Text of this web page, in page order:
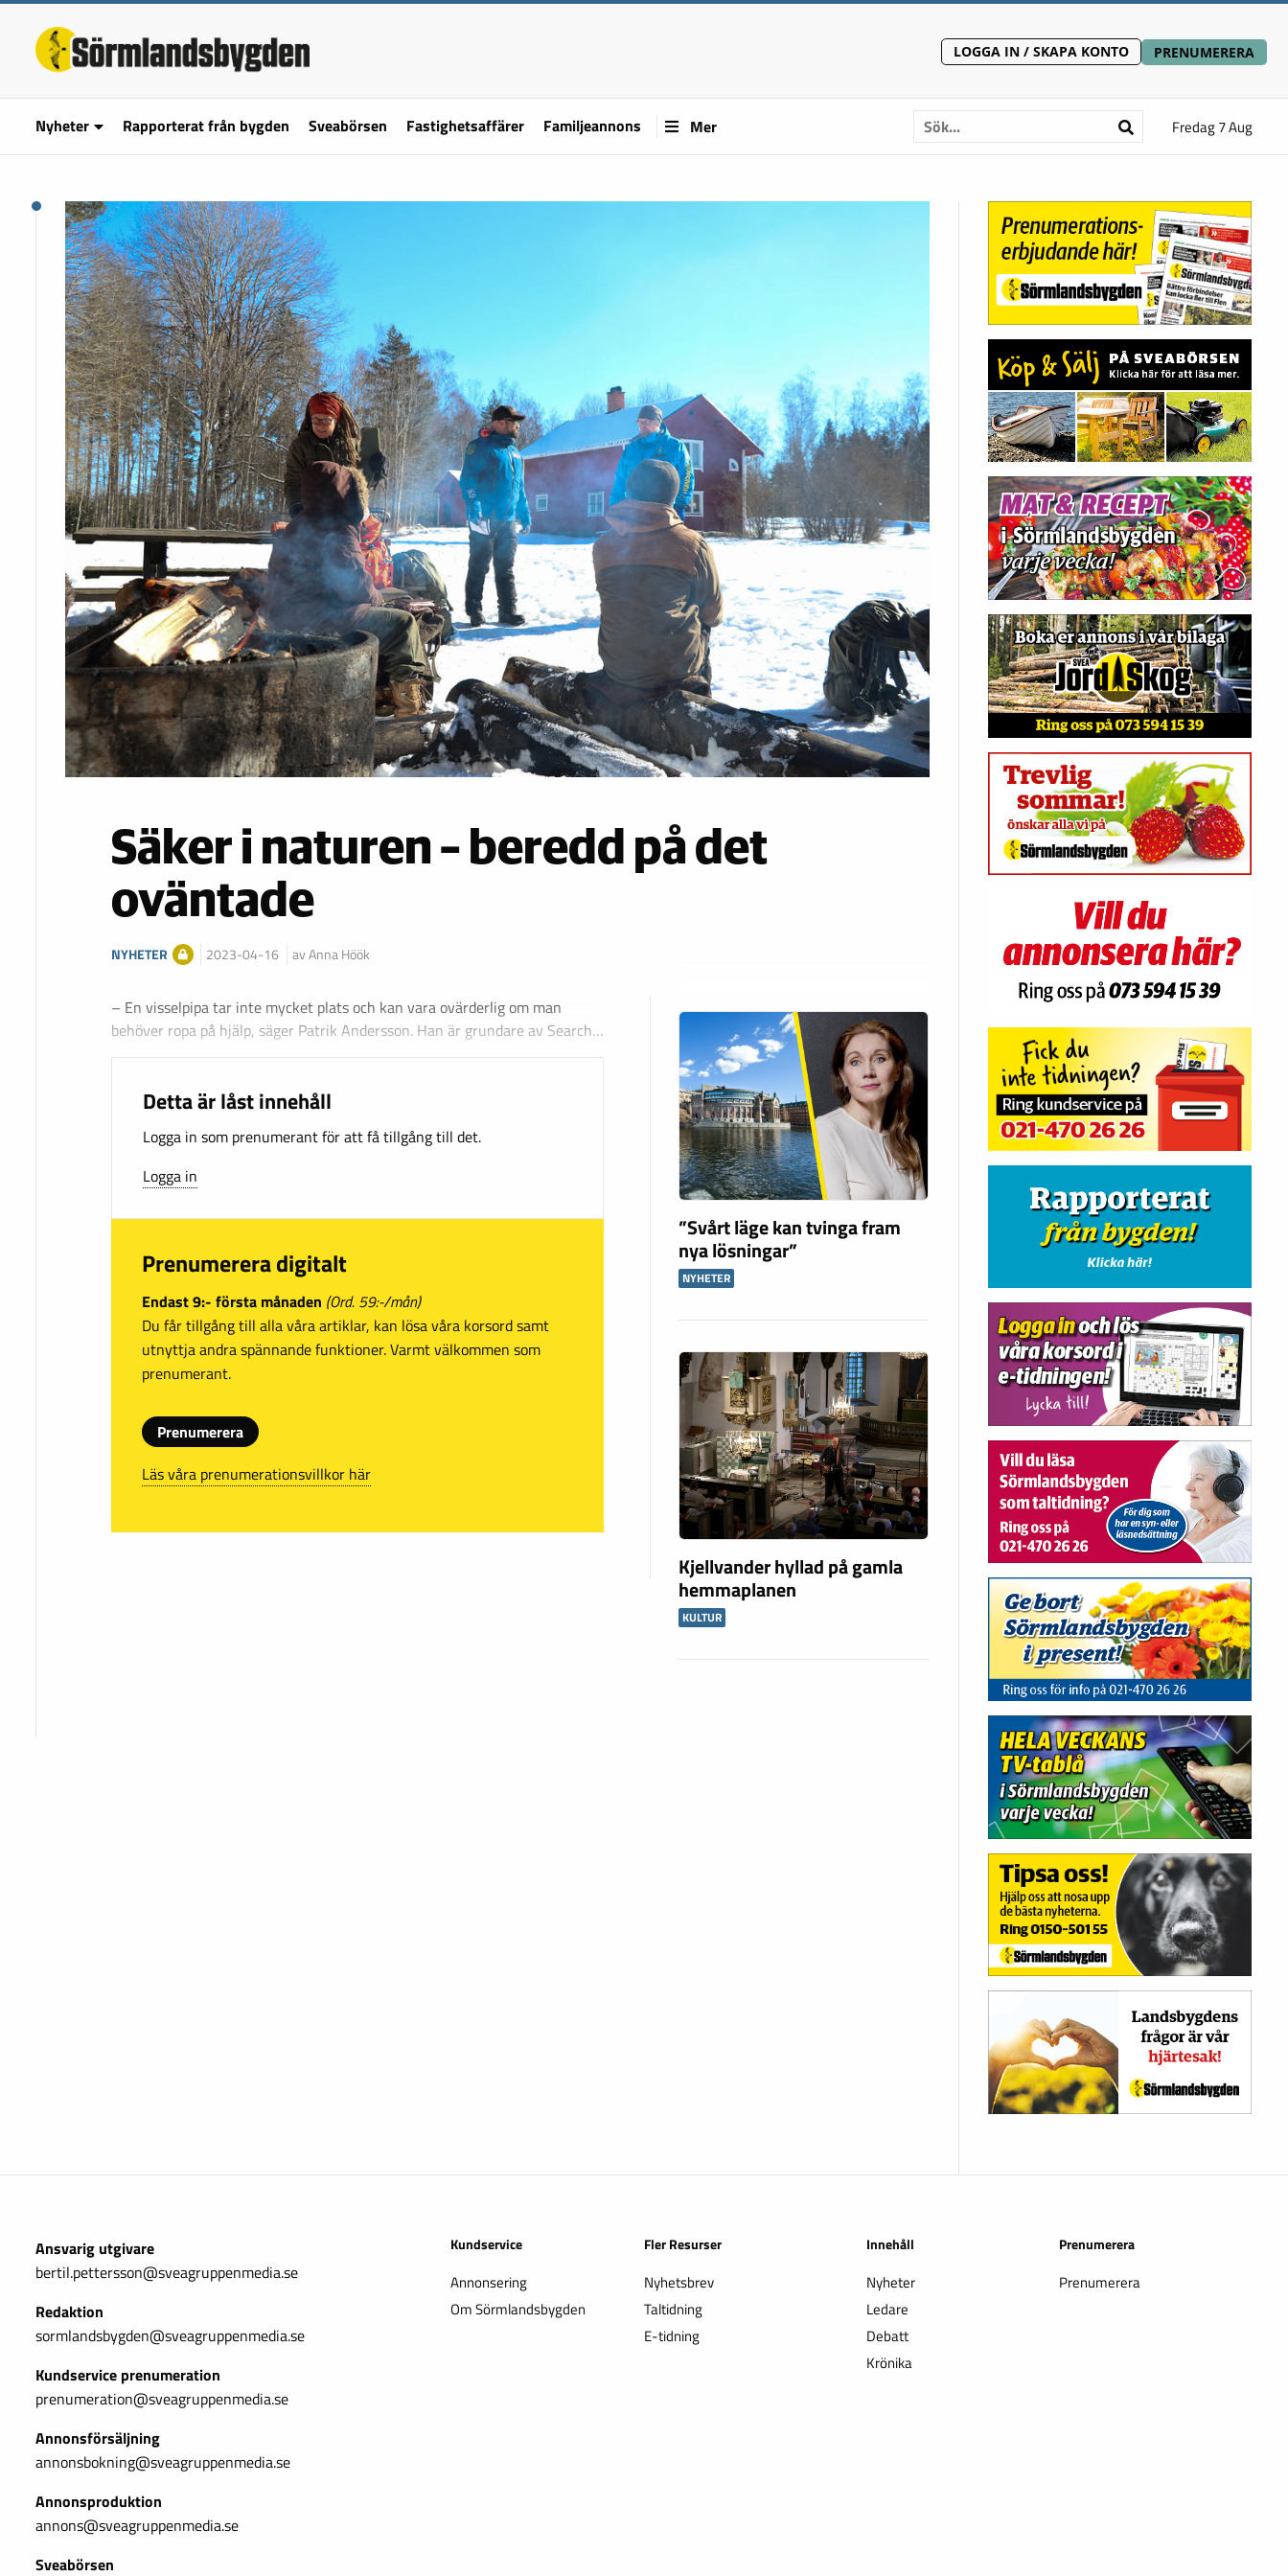
LOGGA IN / SKAPA KONTO PRENUMERERA
Nyheter Rapporterat från bygden Sveabörsen Fastighetsaffärer Familjeannons Mer Fredag 7 Aug
Säker i naturen – beredd på det
oväntade
NYHETER 2023-04-16 av Anna Höök
– En visselpipa tar inte mycket plats och kan vara ovärderlig om man
behöver ropa på hjälp, säger Patrik Andersson. Han är grundare av Search…
Detta är låst innehåll
Logga in som prenumerant för att få tillgång till det.
Logga in
Prenumerera digitalt
Endast 9:- första månaden (Ord. 59:-/mån)
Du får tillgång till alla våra artiklar, kan lösa våra korsord samt
utnyttja andra spännande funktioner. Varmt välkommen som
prenumerant.
Prenumerera
Läs våra prenumerationsvillkor här
”Svårt läge kan tvinga fram
nya lösningar”
NYHETER
Kjellvander hyllad på gamla
hemmaplanen
KULTUR
Ansvarig utgivare
bertil.pettersson@sveagruppenmedia.se
Redaktion
sormlandsbygden@sveagruppenmedia.se
Kundservice prenumeration
prenumeration@sveagruppenmedia.se
Annonsförsäljning
annonsbokning@sveagruppenmedia.se
Annonsproduktion
annons@sveagruppenmedia.se
Sveabörsen
Kundservice
Annonsering
Om Sörmlandsbygden
Fler Resurser
Nyhetsbrev
Taltidning
E-tidning
Innehåll
Nyheter
Ledare
Debatt
Krönika
Prenumerera
Prenumerera